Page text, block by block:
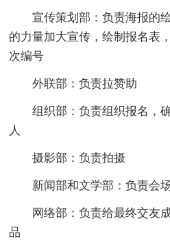
宣传策划部：负责海报的绘
的力量加大宣传，绘制报名表
次编号
外联部：负责拉赞助
组织部：负责组织报名，确
人
摄影部：负责拍摄
新闻部和文学部：负责会
网络部：负责给最终交友成
品